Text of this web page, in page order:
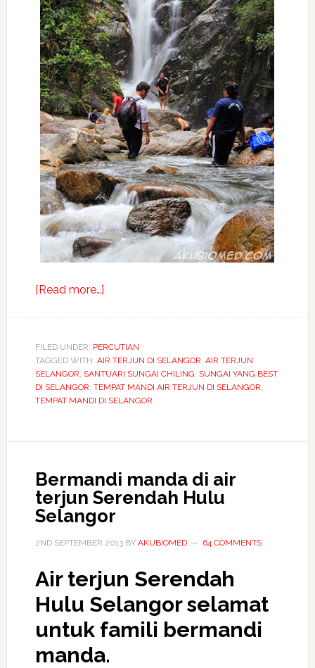
[Read more…]about
terjun
Santuari
ikan
Sungai
FILED UNDER: PERCUTIAN
TAGGED WITH: AIR TERJUN DI SELANGOR AIR TERJUN
SELANGOR SANTUARI SUNGAI CHILING SUNGAI YANG BEST
DI SELANGOR TEMPAT MANDI AIR TERJUN DI SELANGOR
TEMPAT MANDI DI SELANGOR
Bermandi manda di air
terjun Serendah Hulu
Selangor
2ND SEPTEMBER 2013BY AKUBIOMED 64 COMMENTS
Air terjun Serendah
Hulu Selangor selamat
untuk famili bermandi
manda.